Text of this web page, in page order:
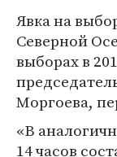
Явка на
Северной
выборах в
Моргоева,
«В
14 часов